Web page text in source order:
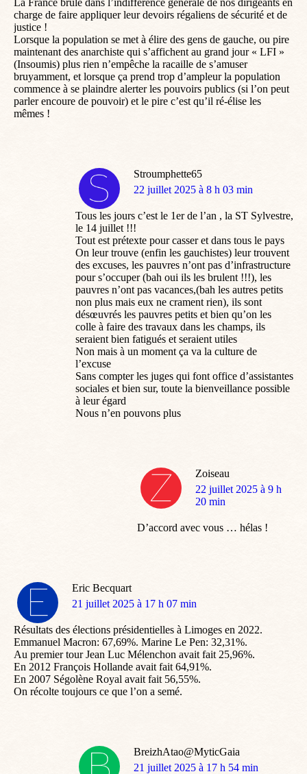
charge de faire appliquer leur devoirs régaliens de sécurité et de
justice !
Lorsque la population se met à élire des gens de gauche, ou pire
maintenant des anarchiste qui s’affichent au grand jour « LFI »
(Insoumis) plus rien n’empêche la racaille de s’amuser
bruyamment, et lorsque ça prend trop d’ampleur la population
commence à se plaindre alerter les pouvoirs publics (si l’on peut
parler encoure de pouvoir) et le pire c’est qu’il ré-élise les
mêmes !
Stroumphette65
dit
22 juillet 2025 à 8 h 03 min
Tous les jours c’est le 1er de l’an , la ST Sylvestre,
le 14 juillet !!!
Tout est prétexte pour casser et dans tous le pays
On leur trouve (enfin les gauchistes) leur trouvent
des excuses, les pauvres n’ont pas d’infrastructure
pour s’occuper (bah oui ils les brulent !!!), les
pauvres n’ont pas vacances,(bah les autres petits
non plus mais eux ne crament rien), ils sont
désœuvrés les pauvres petits et bien qu’on les
colle à faire des travaux dans les champs, ils
seraient bien fatigués et seraient utiles
Non mais à un moment ça va la culture de
l’excuse
Sans compter les juges qui font office d’assistantes
sociales et bien sur, toute la bienveillance possible
à leur égard
Nous n’en pouvons plus
Zoiseau
dit
:
22 juillet 2025 à 9 h
20 min
D’accord avec vous … hélas !
Eric Becquart
dit
21 juillet 2025 à 17 h 07 min
Résultats des élections présidentielles à Limoges en 2022.
Emmanuel Macron: 67,69%. Marine Le Pen: 32,31%.
Au premier tour Jean Luc Mélenchon avait fait 25,96%.
En 2012 François Hollande avait fait 64,91%.
En 2007 Ségolène Royal avait fait 56,55%.
On récolte toujours ce que l’on a semé.
BreizhAtao@MyticGaia
dit
21 juillet 2025 à 17 h 54 min